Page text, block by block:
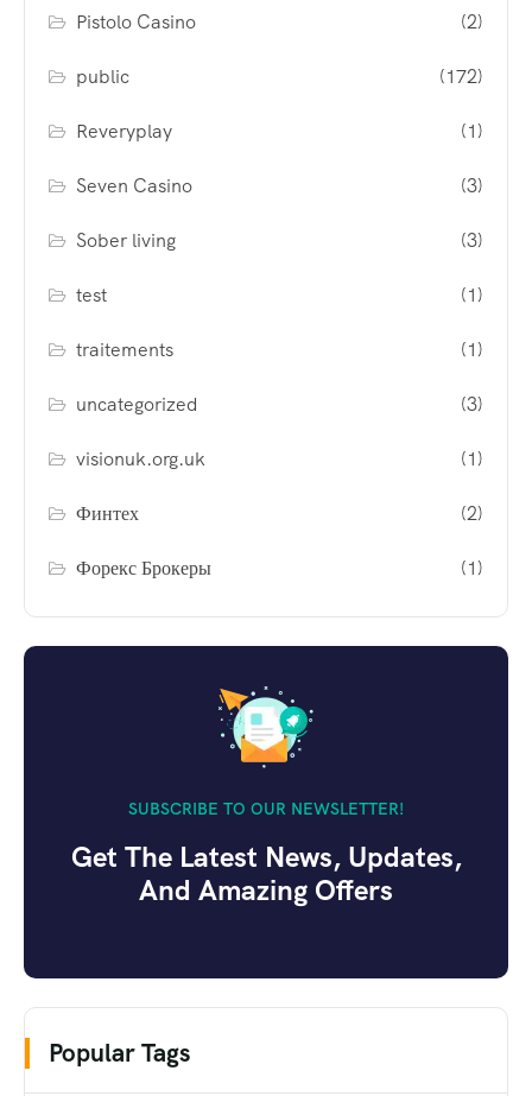
Pistolo Casino (2)
public (172)
Reveryplay (1)
Seven Casino (3)
Sober living (3)
test (1)
traitements (1)
uncategorized (3)
visionuk.org.uk (1)
Финтех (2)
Форекс Брокеры (1)
SUBSCRIBE TO OUR NEWSLETTER!
Get The Latest News, Updates,
And Amazing Offers
Popular Tags